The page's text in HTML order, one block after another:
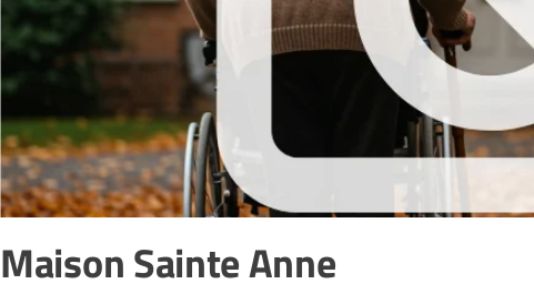
Maison Sainte Anne